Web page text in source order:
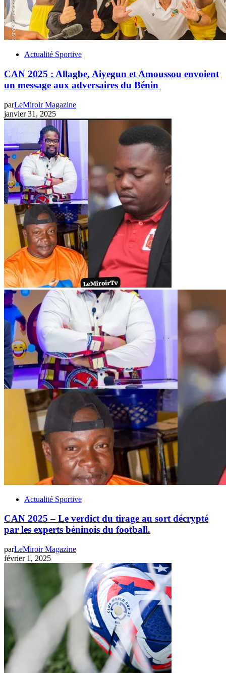
Actualité Sportive
CAN 2025 : Allagbe, Aiyegun et Amoussou envoient
un message aux adversaires du Bénin ‎
parLeMiroir Magazine
janvier 31, 2025
Actualité Sportive
CAN 2025 – Le verdict du tirage au sort décrypté
par les experts béninois du football.
parLeMiroir Magazine
février 1, 2025